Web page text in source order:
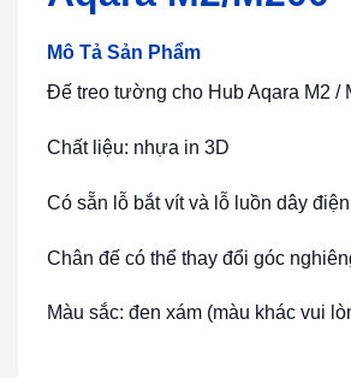
Mô Tả Sản Phẩm
Đế treo tường cho Hub Aqara M2 /
Chất liệu: nhựa in 3D
Có sẵn lỗ bắt vít và lỗ luồn dây điện
Chân đế có thể thay đổi góc
Màu sắc: đen xám (màu khác vui